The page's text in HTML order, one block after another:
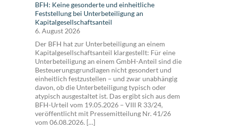
BFH: Keine gesonderte und einheitliche
Feststellung bei Unterbeteiligung an
Kapitalgesellschaftsanteil
6. August 2026
Der BFH hat zur Unterbeteiligung an einem
Kapitalgesellschaftsanteil klargestellt: Für eine
Unterbeteiligung an einem GmbH-Anteil sind die
Besteuerungsgrundlagen nicht gesondert und
einheitlich festzustellen – und zwar unabhängig
davon, ob die Unterbeteiligung typisch oder
atypisch ausgestaltet ist. Das ergibt sich aus dem
BFH-Urteil vom 19.05.2026 – VIII R 33/24,
veröffentlicht mit Pressemitteilung Nr. 41/26
vom 06.08.2026. […]